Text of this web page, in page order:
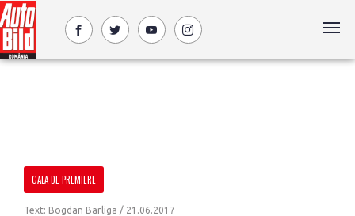
GALA DE PREMIERE
Text: Bogdan Barliga / 21.06.2017